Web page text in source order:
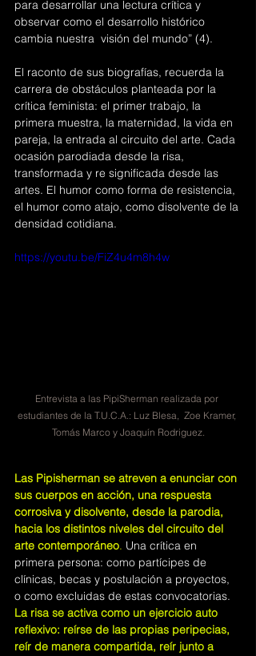
para desarrollar una lectura crítica y
observar como el desarrollo histórico
cambia nuestra  visión del mundo” (4).
El raconto de sus biografías, recuerda la
carrera de obstáculos planteada por la
crítica feminista: el primer trabajo, la
primera muestra, la maternidad, la vida en
pareja, la entrada al circuito del arte. Cada
ocasión parodiada desde la risa,
transformada y re significada desde las
artes. El humor como forma de resistencia,
el humor como atajo, como disolvente de la
densidad cotidiana.
https://youtu.be/FiZ4u4m8h4w
Entrevista a las PipiSherman realizada por
estudiantes de la T.U.C.A.: Luz Blesa,  Zoe Kramer,
Tomás Marco y Joaquín Rodriguez.
Las Pipisherman se atreven a enunciar con
sus cuerpos en acción, una respuesta
corrosiva y disolvente, desde la parodia,
hacia los distintos niveles del circuito del
arte contemporáneo. Una crítica en
primera persona: como partícipes de
clínicas, becas y postulación a proyectos,
o como excluidas de estas convocatorias.
La risa se activa como un ejercicio auto
reflexivo: reírse de las propias peripecias,
reír de manera compartida, reír junto a